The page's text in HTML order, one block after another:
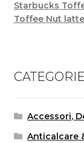
Starbucks
Toffee Nut
Accessori,
Anticalcare